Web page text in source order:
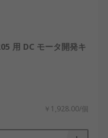
用 DC モータ開発キ
￥1,928.00/個